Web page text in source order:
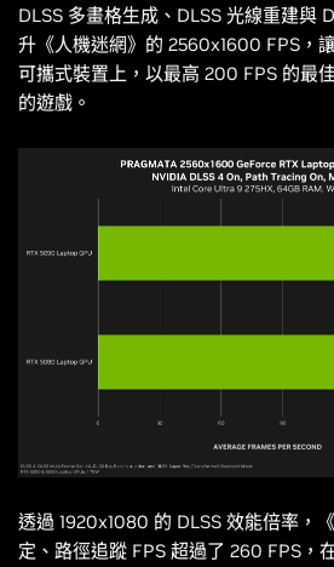
DLSS 多畫格生成、DLSS 光線重建與
升《人機迷網》的 2560x1600 FPS，
可攜式裝置上，以最高 200 FPS 的最
的遊戲。
透過 1920x1080 的 DLSS 效能倍率，《
定、路徑追蹤 FPS 超過了 260 FPS，